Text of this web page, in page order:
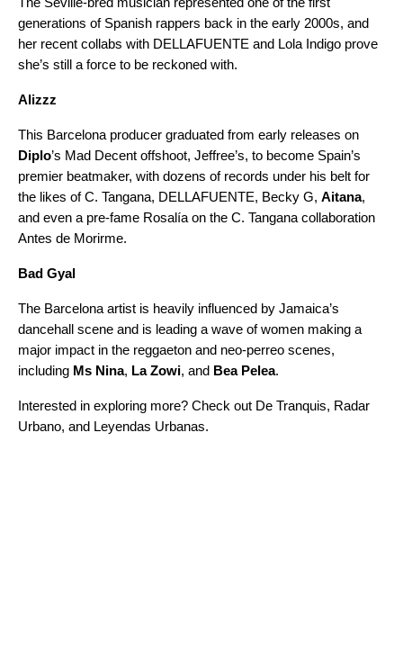
generations of Spanish rappers back in the early 2000s, and
her recent collabs with DELLAFUENTE and Lola Indigo prove
she’s still a force to be reckoned with.
Alizzz
This Barcelona producer graduated from early releases on
Diplo’s Mad Decent offshoot, Jeffree’s, to become Spain’s
premier beatmaker, with dozens of records under his belt for
the likes of C. Tangana, DELLAFUENTE, Becky G, Aitana,
and even a pre-fame Rosalía on the C. Tangana collaboration
Antes de Morirme.
Bad Gyal
The Barcelona artist is heavily influenced by Jamaica’s
dancehall scene and is leading a wave of women making a
major impact in the reggaeton and neo-perreo scenes,
including Ms Nina, La Zowi, and Bea Pelea.
Interested in exploring more? Check out De Tranquis, Radar
Urbano, and Leyendas Urbanas.